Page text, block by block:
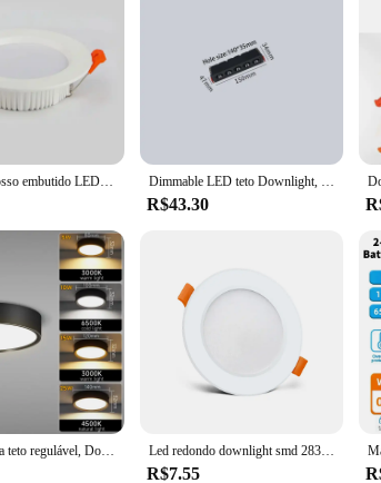
Alumínio grosso embutido LED Downlight, Indoor Down Lamp, Iluminação para Quarto e Cozinha, 12W, 15W, 18W, 9W, AC 220V, 5W, 7W, 110V, 10 PCes Dimmable LED teto Downlight, Lâmpada embutida Grelha, Luzes de linha, Iluminação interior, Spot Lamp, 10W, 20W, 30W, AC 220V, 110V
R$43.30
Luz LED para teto regulável, Downlight montado na superfície, Luzes do painel do banheiro, Lâmpada da sala de estar, 5 W, 10 W, 15 W, 25W Led redondo downlight smd 2835 led recesso downlight 3w 5 7 9 12 driverless ac220v luz do ponto de teto iluminação interior
R$7.55